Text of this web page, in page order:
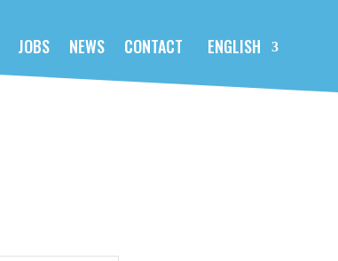
JOBS NEWS CONTACT ENGLISH